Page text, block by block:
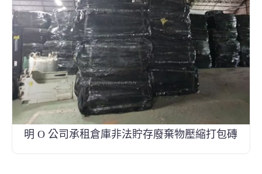
明 O 公司承租倉庫非法貯存廢棄物壓縮打包磚